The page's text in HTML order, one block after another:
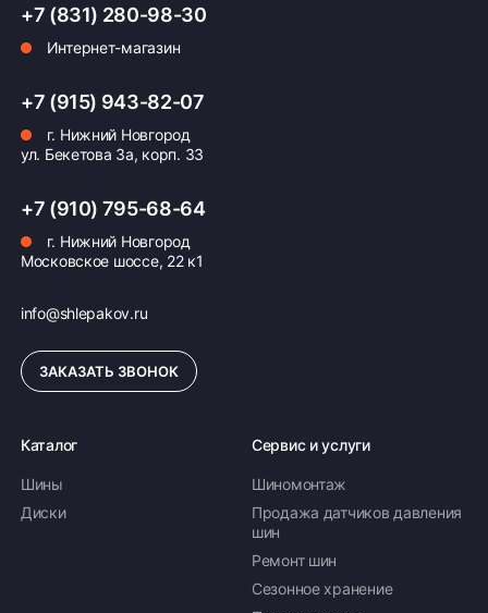
Оплата заказа
Возможна картой, наличными при получении,
также доступно оформление кредита и
+7 (831) 280-98-30
Интернет-магазин
+7 (915) 943-82-07
г. Нижний Новгород
ул. Бекетова 3а, корп. 33
+7 (910) 795-68-64
г. Нижний Новгород
Московское шоссе, 22 к1
info@shlepakov.ru
ЗАКАЗАТЬ ЗВОНОК
Каталог
Шины
Диски
Сервис и услуги
Шиномонтаж
Продажа датчиков давления
шин
Ремонт шин
Сезонное хранение